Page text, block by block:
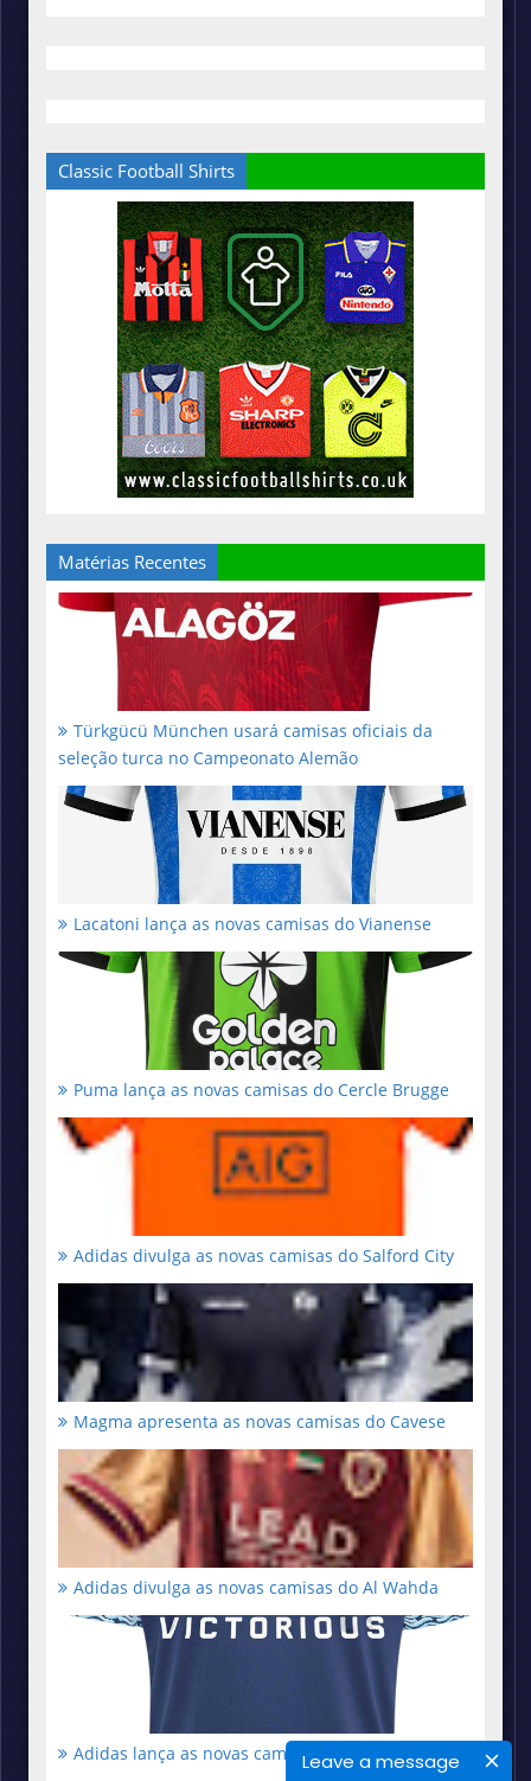
Leave a message
Classic Football Shirts
Matérias Recentes
Türkgücü München usará camisas oficiais da
seleção turca no Campeonato Alemão
Lacatoni lança as novas camisas do Vianense
Puma lança as novas camisas do Cercle Brugge
Adidas divulga as novas camisas do Salford City
Magma apresenta as novas camisas do Cavese
Adidas divulga as novas camisas do Al Wahda
Adidas lança as novas camisas do Paris FC